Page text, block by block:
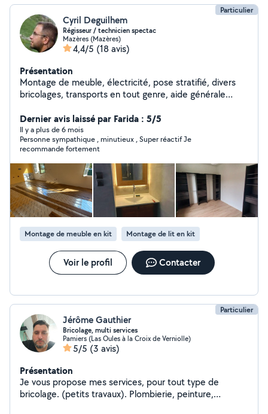
Particulier
Cyril Deguilhem
Régisseur / technicien spectac
Mazères (Mazères)
4,4/5 (18 avis)
Présentation
Montage de meuble, électricité, pose stratifié, divers
bricolages, transports en tout genre, aide générale
entretien ... Même tout petits chantiers : changer une
prise ou un lampe, déplacer un meuble, accrocher un
tableau... je privilégie l'entraide alors je peux venir même
pour 5 minutes Formation d'électricien batiment,
technicien lumière et régisseur technique dans le
spectacle vivant (opéra, théâtre, bals...), petite
formation en travail du métal et diverses expériences en
bricolage (j'ai refait deux maisons : électricité, placo,
enduits, plancher, carrelage, stratifié, montage de
meubles et dressings, terrasse bois, jardin ... ). Je peux
intervenir pour différents petits chantiers en autonomie
ou donner un coup de main ou guider, j'aime aider la
personne à réaliser le chantier ensemble, c'est aussi ça
l'entraide. Dessin industriel sur Autocad si besoin.
Dernier avis laissé par Farida : 5/5
Il y a plus de 6 mois
Personne sympathique , minutieux , Super réactif Je
recommande fortement
Montage de meuble en kit Montage de lit en kit
Voir le profil Contacter
Particulier
Jérôme Gauthier
Bricolage, multi services
Pamiers (Las Oules à la Croix de Verniolle)
5/5 (3 avis)
Présentation
Je vous propose mes services, pour tout type de
bricolage. (petits travaux). Plombierie, peinture,